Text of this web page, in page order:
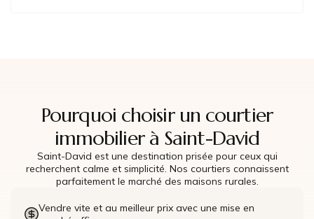
Pourquoi choisir un courtier
immobilier à Saint-David
Saint-David est une destination prisée pour ceux qui
recherchent calme et simplicité. Nos courtiers connaissent
parfaitement le marché des maisons rurales.
Vendre vite et au meilleur prix avec une mise en